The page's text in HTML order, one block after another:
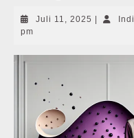
Juli 11, 2025 Juli
pm